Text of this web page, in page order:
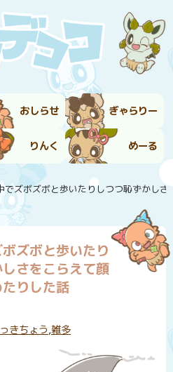
おしらせ ぎゃらりー
りんく めーる
でズボズボと歩いたりしつつ恥ずかし
ズボと歩いたり
さをこらえて顔
りした話
ゴリー:
きちょう,雑多